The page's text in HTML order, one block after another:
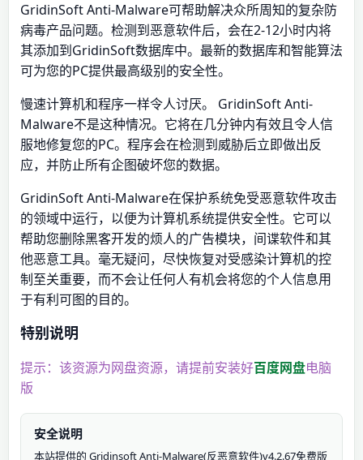
GridinSoft Anti-Malware可帮助解决众所周知的复杂防
病毒产品问题。检测到恶意软件后，会在2-12小时内将
其添加到GridinSoft数据库中。最新的数据库和智能算法
可为您的PC提供最高级别的安全性。
慢速计算机和程序一样令人讨厌。 GridinSoft Anti-
Malware不是这种情况。它将在几分钟内有效且令人信
服地修复您的PC。程序会在检测到威胁后立即做出反
应，并防止所有企图破坏您的数据。
GridinSoft Anti-Malware在保护系统免受恶意软件攻击
的领域中运行，以便为计算机系统提供安全性。它可以
帮助您删除黑客开发的烦人的广告模块，间谍软件和其
他恶意工具。毫无疑问，尽快恢复对受感染计算机的控
制至关重要，而不会让任何人有机会将您的个人信息用
于有利可图的目的。
特别说明
提示：该资源为网盘资源，请提前安装好百度网盘电脑
版
安全说明
本站提供的 Gridinsoft Anti-Malware(反恶意软件)v4.2.67免费版